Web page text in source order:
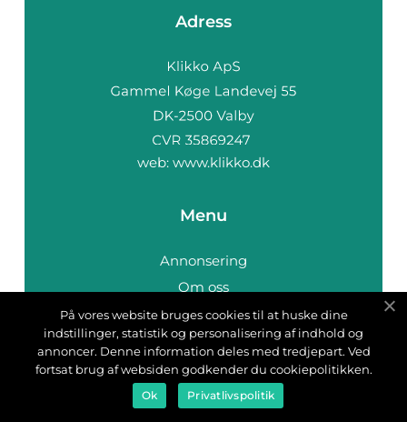
Adress
web: www.klikko.dk
Menu
Annonsering
Om oss
Cookies
Kontakta oss
Sitemap
På vores website bruges cookies til at huske dine
indstillinger, statistik og personalisering af indhold og
annoncer. Denne information deles med tredjepart. Ved
fortsat brug af websiden godkender du cookiepolitikken.
Ok Privatlivspolitik